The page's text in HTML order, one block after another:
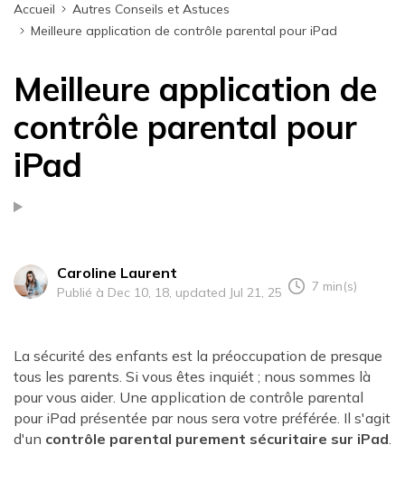
Accueil
Autres Conseils et Astuces
Meilleure application de contrôle parental pour iPad
Meilleure application de
contrôle parental pour
iPad
Caroline Laurent
Publié à Dec 10, 18, updated Jul 21, 25 7 min(s)
La sécurité des enfants est la préoccupation de presque
tous les parents. Si vous êtes inquiét ; nous sommes là
pour vous aider. Une application de contrôle parental
pour iPad présentée par nous sera votre préférée. Il s'agit
d'un contrôle parental purement sécuritaire sur iPad